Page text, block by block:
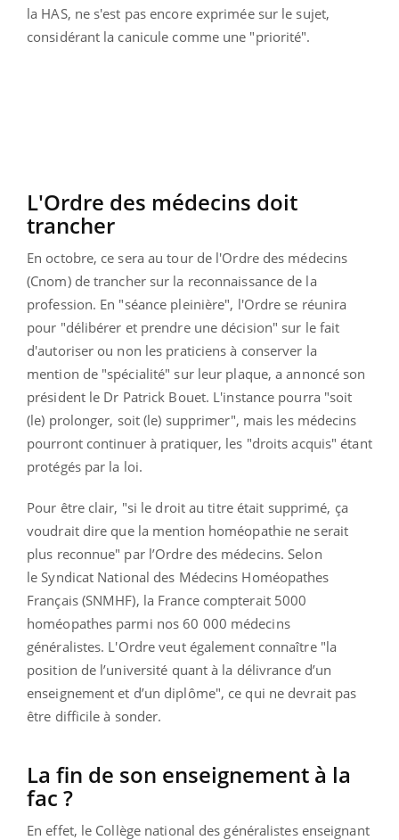
la HAS, ne s'est pas encore exprimée sur le sujet,
considérant la canicule comme une "priorité".
L'Ordre des médecins doit
trancher
En octobre, ce sera au tour de l'Ordre des médecins
(Cnom) de trancher sur la reconnaissance de la
profession. En "séance pleinière", l'Ordre se réunira
pour "délibérer et prendre une décision" sur le fait
d'autoriser ou non les praticiens à conserver la
mention de "spécialité" sur leur plaque, aannoncé son
président le Dr Patrick Bouet. L 'instance pourra "soit
(le) prolonger, soit (le) supprimer", mais les médecins
pourront continuer à pratiquer, les "droits acquis" étant
protégés par la loi.
Pour être clair, "si le droit au titre était supprimé, ça
voudrait dire que la mention homéopathie ne serait
plus reconnue" par l’Ordre des médecins. Selon
le Syndicat National des Médecins Homéopathes
Français (SNMHF), la France compterait 5000
homéopathes parmi nos 60 000 médecins
généralistes. L'Ordre veut également connaître "la
position de l’université quant à la délivrance d’un
enseignement et d’un diplôme", ce qui ne devrait pas
être difficile à sonder.
La fin de son enseignement à la
fac ?
En effet, le Collège national des généralistes enseignant